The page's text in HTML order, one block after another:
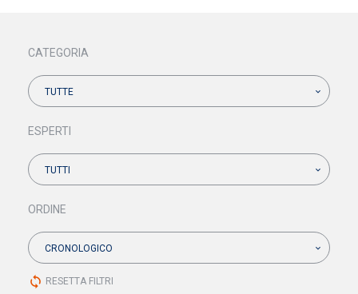
CATEGORIA
TUTTE
ESPERTI
TUTTI
ORDINE
CRONOLOGICO
sync RESETTA FILTRI